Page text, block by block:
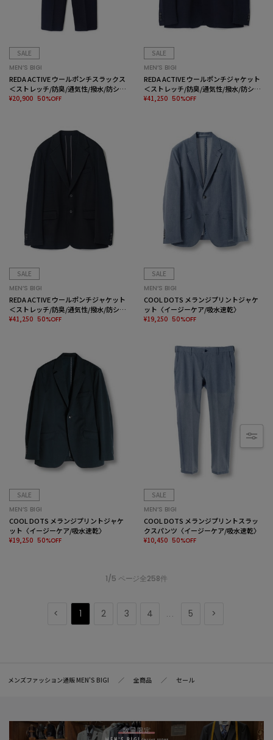
SALE
MEN’S BIGI
REDA ACTIVE ウールポンチスラックス
＜ストレッチ/防臭/通気性/撥水/防シワ
＞
¥20,900 50%OFF
SALE
MEN’S BIGI
REDA ACTIVE ウールポンチジャケット
＜ストレッチ/防臭/通気性/撥水/防シワ
＞
¥41,250 50%OFF
SALE
MEN’S BIGI
REDA ACTIVE ウールポンチジャケット
＜ストレッチ/防臭/通気性/撥水/防シワ
＞
¥41,250 50%OFF
SALE
MEN’S BIGI
COOL DOTS メランジプリントジャケ
ット〈イージーケア/吸水速乾〉
¥19,250 50%OFF
SALE
MEN’S BIGI
COOL DOTS メランジプリントジャケ
ット〈イージーケア/吸水速乾〉
¥19,250 50%OFF
SALE
MEN’S BIGI
COOL DOTS メランジプリントスラッ
クスパンツ〈イージーケア/吸水速乾〉
¥10,450 50%OFF
1/5 ページ全258件
1 2 3 4 ... 5
メンズファッション通販 MEN'S BIGI 全商品 セール